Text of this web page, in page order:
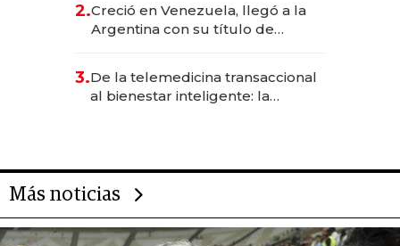
2.Creció en Venezuela, llegó a la
Argentina con su título de
las marcas "fast premium"
3.De la telemedicina transaccional
al bienestar inteligente: la
Más noticias